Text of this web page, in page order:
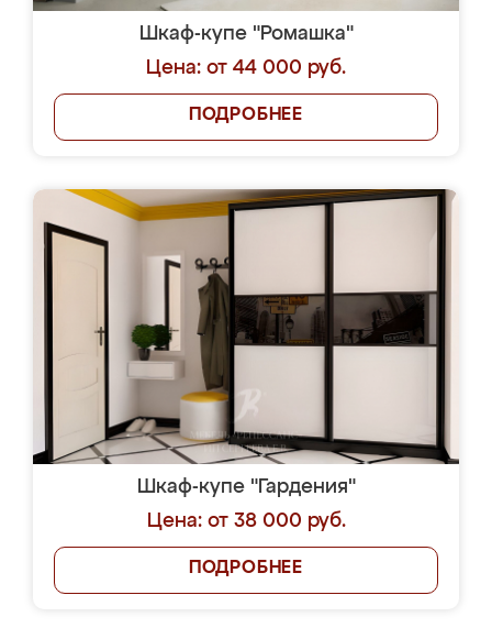
Шкаф-купе "Ромашка"
Цена: от 44 000 руб.
ПОДРОБНЕЕ
Шкаф-купе "Гардения"
Цена: от 38 000 руб.
ПОДРОБНЕЕ